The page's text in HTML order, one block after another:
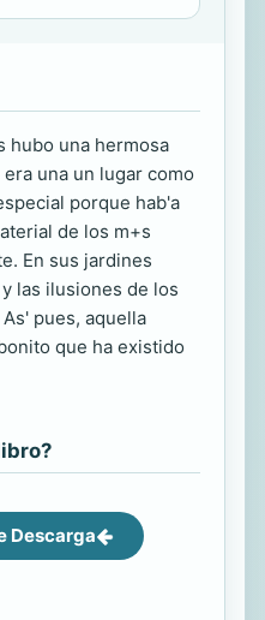
hubo una hermosa
una un lugar como
porque hab'a
de los m+s
En sus jardines
las ilusiones de los
pues, aquella
que ha existido
Descarga